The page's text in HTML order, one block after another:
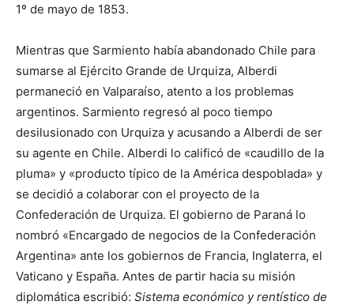
1º de mayo de 1853.
Mientras que Sarmiento había abandonado Chile para
sumarse al Ejército Grande de Urquiza, Alberdi
permaneció en Valparaíso, atento a los problemas
argentinos. Sarmiento regresó al poco tiempo
desilusionado con Urquiza y acusando a Alberdi de ser
su agente en Chile. Alberdi lo calificó de «caudillo de la
pluma» y «producto típico de la América despoblada» y
se decidió a colaborar con el proyecto de la
Confederación de Urquiza. El gobierno de Paraná lo
nombró «Encargado de negocios de la Confederación
Argentina» ante los gobiernos de Francia, Inglaterra, el
Vaticano y España. Antes de partir hacia su misión
diplomática escribió: Sistema económico y rentístico de